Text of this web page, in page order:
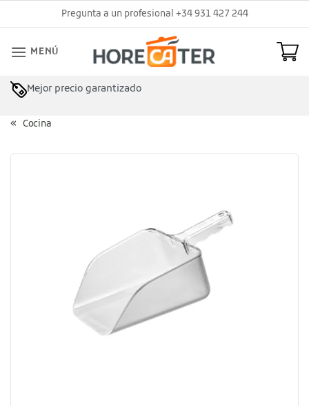
al
Pregunta a un profesional +34 931 427 244
MENÚ
Mejor precio garantizado
Cocina